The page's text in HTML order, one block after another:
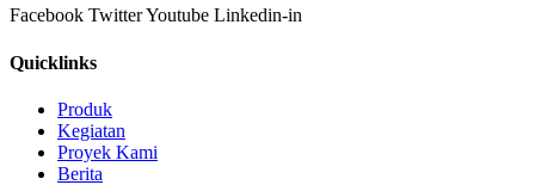
Facebook TwitterYoutube Linkedin-in
Quicklinks
Produk
Kegiatan
Proyek Kami
Berita